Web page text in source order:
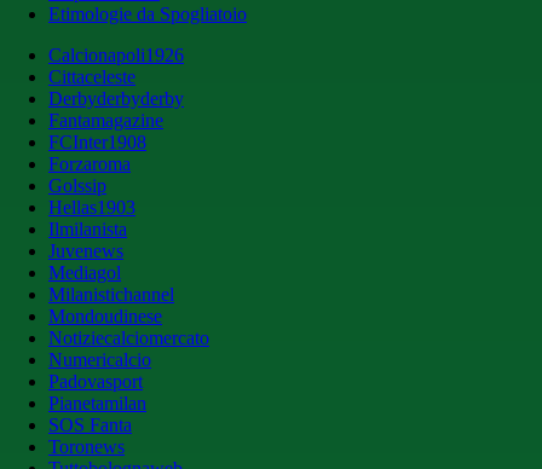
Etimologie da Spogliatoio
Calcionapoli1926
Cittaceleste
Derbyderbyderby
Fantamagazine
FCInter1908
Forzaroma
Golssip
Hellas1903
Ilmilanista
Juvenews
Mediagol
Milanistichannel
Mondoudinese
Notiziecalciomercato
Numericalcio
Padovasport
Pianetamilan
SOS Fanta
Toronews